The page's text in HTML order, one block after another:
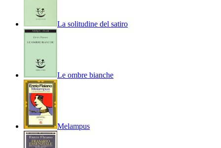
La solitudine del satiro
Le ombre bianche
Melampus